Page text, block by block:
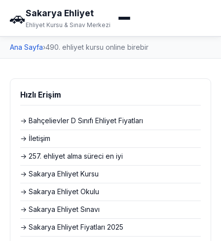
🚗Sakarya Ehliyet
Ehliyet Kursu & Sınav Merkezi
Ana Sayfa›490. ehliyet kursu online birebir
Hızlı Erişim
→ Bahçelievler D Sınıfı Ehliyet Fiyatları
→ İletişim
→ 257. ehliyet alma süreci en iyi
→ Sakarya Ehliyet Kursu
→ Sakarya Ehliyet Okulu
→ Sakarya Ehliyet Sınavı
→ Sakarya Ehliyet Fiyatları 2025